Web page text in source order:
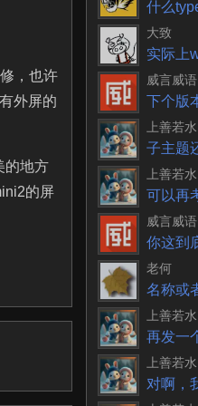
，也许
外屏的
的地方
的屏
什么
了一直
大致
实际上
件。不
威言威语
下个版
上善若水
子主题
去了
上善若水
可以再
威言威语
你这到
老何
名称或
核呀
上善若水
再发一
上善若水
对啊，